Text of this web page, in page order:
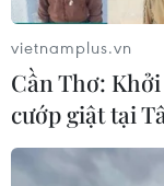
vietnamplus.vn
Cần Thơ:
cướp giật tại